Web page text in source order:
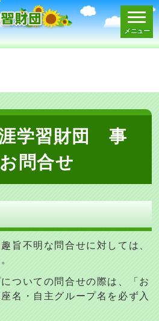
メニュー
涯学習財団 事
問合せ
旨不明な問合せに対しては、
ついての問合せの際は、「お
名・自主グループ名を必ず入